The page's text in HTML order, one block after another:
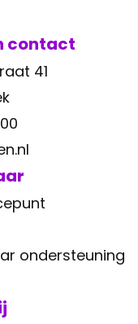
contact
41
ondersteuning